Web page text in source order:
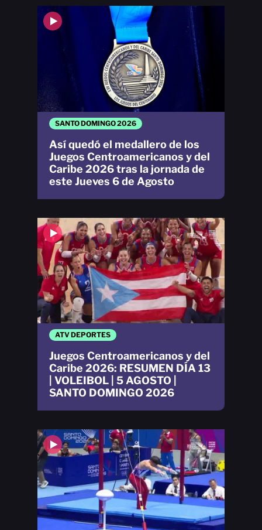
SANTO DOMINGO 2026
Así quedó el medallero de los
Juegos Centroamericanos y del
Caribe 2026 tras la jornada de
este Jueves 6 de Agosto
ATV DEPORTES
Juegos Centroamericanos y del
Caribe 2026: RESUMEN DÍA 13
| VOLEIBOL | 5 AGOSTO |
SANTO DOMINGO 2026